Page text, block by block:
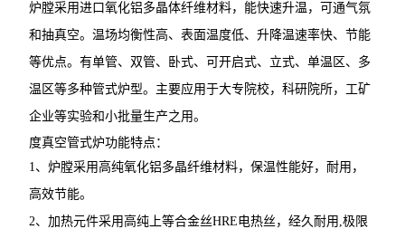
炉膛采用进口氧化铝多晶体纤维材料，能快速升温，可通气氛
和抽真空。温场均衡性高、表面温度低、升降温速率快、节能
等优点。有单管、双管、卧式、可开启式、立式、单温区、多
温区等多种管式炉型。主要应用于大专院校，科研院所，工矿
企业等实验和小批量生产之用。
度真空管式炉功能特点：
1、炉膛采用高纯氧化铝多晶纤维材料，保温性能好，耐用，
高效节能。
2、加热元件采用高纯上等合金丝HRE电热丝，经久耐用,极限